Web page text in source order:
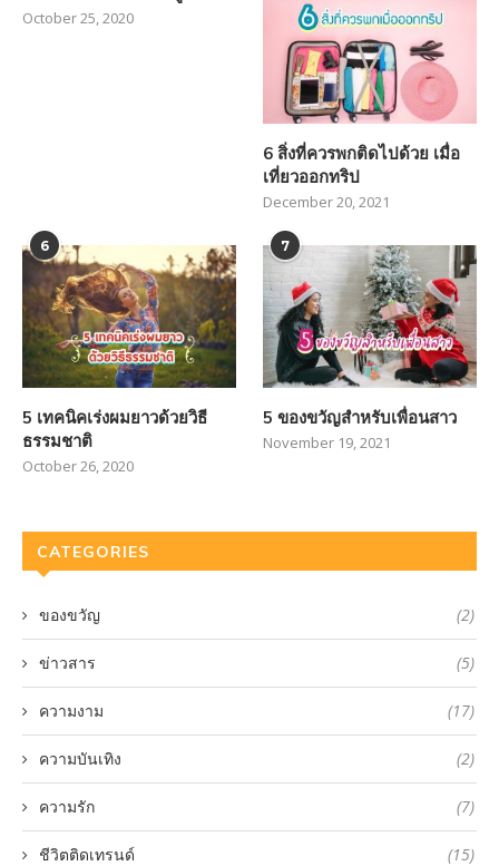
October 25, 2020
6 สิ่งที่ควรพกติดไปด้วย เมื่อ
เที่ยวออกทริป
December 20, 2021
6
5 เทคนิคเร่งผมยาวด้วยวิธี
ธรรมชาติ
October 26, 2020
7
5 ของขวัญสำหรับเพื่อนสาว
November 19, 2021
CATEGORIES
ของขวัญ (2)
ข่าวสาร (5)
ความงาม (17)
ความบันเทิง (2)
ความรัก (7)
ชีวิตติดเทรนด์ (15)